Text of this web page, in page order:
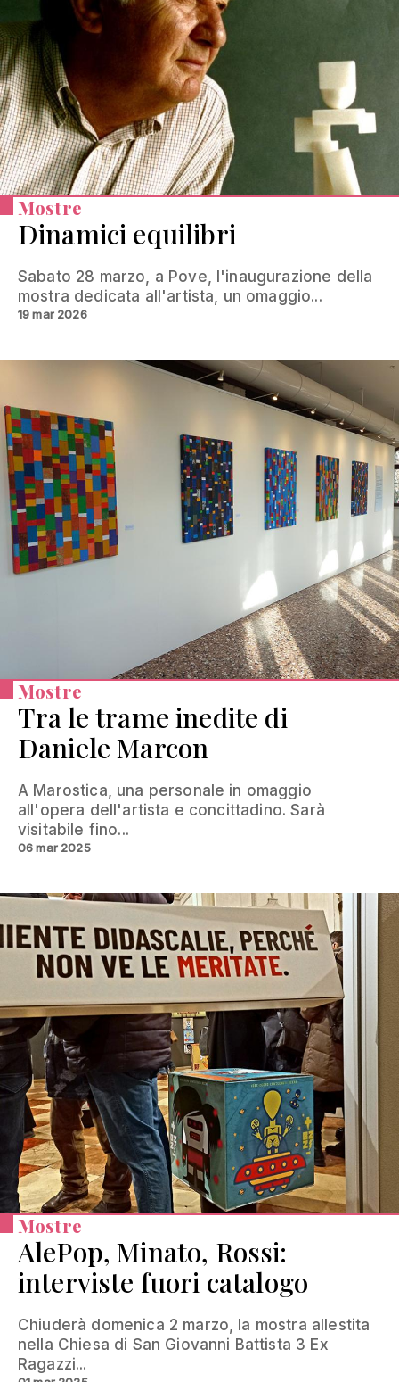
Mostre
Dinamici equilibri
Sabato 28 marzo, a Pove, l'inaugurazione della
mostra dedicata all'artista, un omaggio...
19 mar 2026
Mostre
Tra le trame inedite di
Daniele Marcon
A Marostica, una personale in omaggio
all'opera dell'artista e concittadino. Sarà
visitabile fino...
06 mar 2025
Mostre
AlePop, Minato, Rossi:
interviste fuori catalogo
Chiuderà domenica 2 marzo, la mostra allestita
nella Chiesa di San Giovanni Battista 3 Ex
Ragazzi...